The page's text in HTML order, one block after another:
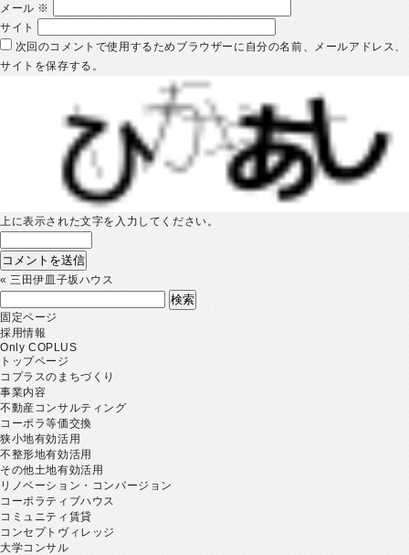
メール ※
サイト
次回のコメントで使用するためブラウザーに自分の名前、メールアドレス、
サイトを保存する。
上に表示された文字を入力してください。
«三田伊皿子坂ハウス
索:
固定ページ
採用情報
Only COPLUS
トップページ
コプラスのまちづくり
事業内容
不動産コンサルティング
コーポラ等価交換
狭小地有効活用
不整形地有効活用
その他土地有効活用
リノベーション・コンバージョン
コーポラティブハウス
コミュニティ賃貸
コンセプトヴィレッジ
大学コンサル